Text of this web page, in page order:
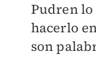
Pudren
hacerlo
son